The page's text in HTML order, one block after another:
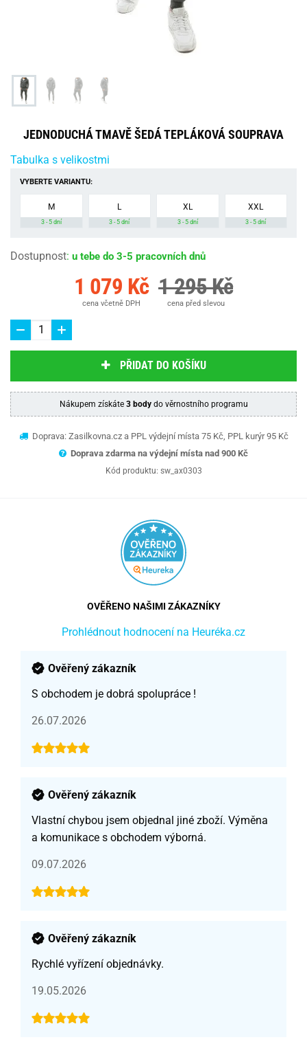
JEDNODUCHÁ TMAVĚ ŠEDÁ TEPLÁKOVÁ SOUPRAVA
Tabulka s velikostmi
VYBERTE VARIANTU:
M
3 - 5 dní
L
3 - 5 dní
XL
3 - 5 dní
XXL
3 - 5 dní
Dostupnost: u tebe do 3-5 pracovních dnů
1 079 Kč
cena včetně DPH
1 295 Kč
cena před slevou
PŘIDAT DO KOŠÍKU
Nákupem získáte 3 bodydo věrnostního programu
Doprava: Zasilkovna.cz a PPL výdejní místa 75 Kč, PPL kurýr 95 Kč
Doprava zdarma na výdejní místa nad 900 Kč
Kód produktu: sw_ax0303
OVĚŘENO NAŠIMI ZÁKAZNÍKY
Prohlédnout hodnocení na Heuréka.cz
Ověřený zákazník
S obchodem je dobrá spolupráce !
26.07.2026
Ověřený zákazník
Vlastní chybou jsem objednal jiné zboží. Výměna
a komunikace s obchodem výborná.
09.07.2026
Ověřený zákazník
Rychlé vyřízení objednávky.
19.05.2026